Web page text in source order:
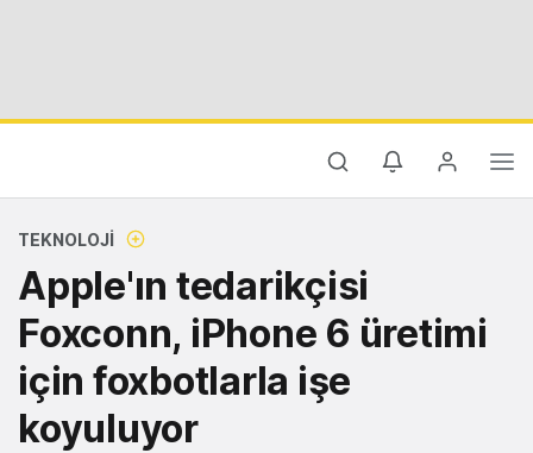
TEKNOLOJI
Apple'ın tedarikçisi
Foxconn, iPhone 6 üretimi
için foxbotlarla işe
koyuluyor